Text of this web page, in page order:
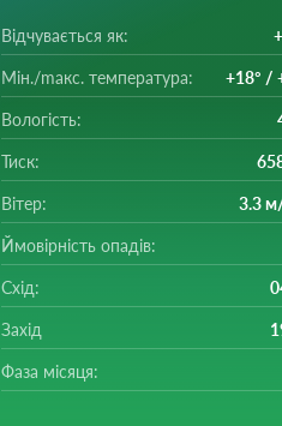
Відчувається як:
Мін./mакс. температура: +18° /
Вологість:
Тиск:
Вітер: 3.3
Ймовірність опадів:
Схід:
Захід
Фаза місяця: